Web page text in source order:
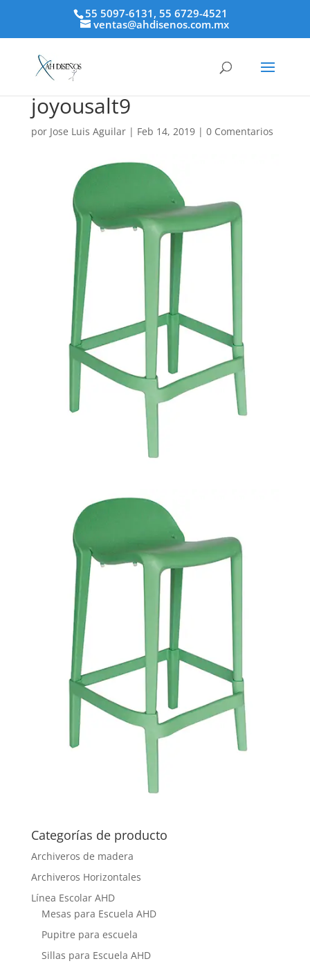
55 5097-6131, 55 6729-4521
ventas@ahdisenos.com.mx
joyousalt9
por Jose Luis Aguilar| Feb 14, 2019| 0 Comentarios
Categorías de producto
Archiveros de madera
Archiveros Horizontales
Línea Escolar AHD
Mesas para Escuela AHD
Pupitre para escuela
Sillas para Escuela AHD